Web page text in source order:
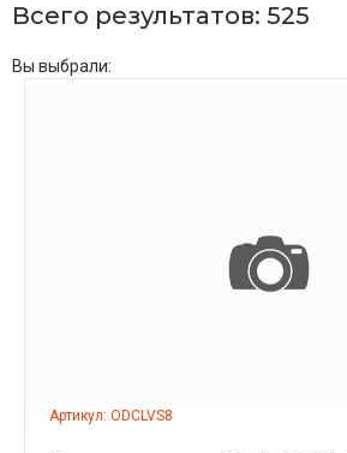
Всего результатов: 525
Вы выбрали:
Артикул: ODCLVS8
ПОДРОБНЕЕ